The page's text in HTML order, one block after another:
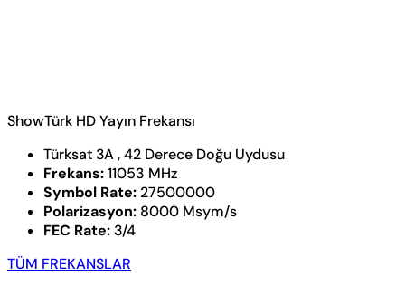
ShowTürk HD Yayın Frekansı
Türksat 3A , 42 Derece Doğu Uydusu
Frekans:11053 MHz
Symbol Rate: 27500000
Polarizasyon: 8000 Msym/s
FEC Rate: 3/4
TÜM FREKANSLAR